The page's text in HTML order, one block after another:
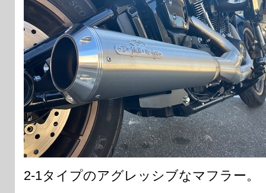
2-1タイプのアグレッシブなマフラー。